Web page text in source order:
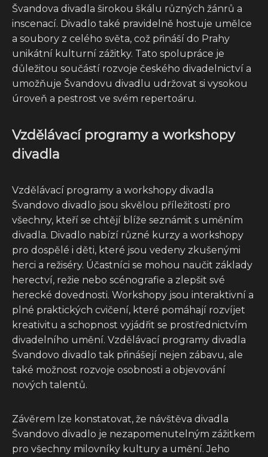
Švandova divadla širokou škálu různých žánrů a
inscenací. Divadlo také pravidelně hostuje umělce
a soubory z celého světa, což přináší do Prahy
unikátní kulturní zážitky. Tato spolupráce je
důležitou součástí rozvoje českého divadelnictví a
umožňuje Švandovu divadlu udržovat si vysokou
úroveň a pestrost ve svém repertoáru.
Vzdělávací programy a workshopy
divadla
Vzdělávací programy a workshopy divadla
Švandovo divadlo jsou skvělou příležitostí pro
všechny, kteří se chtějí blíže seznámit s uměním
divadla. Divadlo nabízí různé kurzy a workshopy
pro dospělé i děti, které jsou vedeny zkušenými
herci a režiséry. Účastníci se mohou naučit základy
herectví, režie nebo scénografie a zlepšit své
herecké dovednosti. Workshopy jsou interaktivní a
plné praktických cvičení, které pomáhají rozvíjet
kreativitu a schopnost vyjádřit se prostřednictvím
divadelního umění. Vzdělávací programy divadla
Švandovo divadlo tak přinášejí nejen zábavu, ale
také možnost rozvoje osobnosti a objevování
nových talentů.
Závěrem lze konstatovat, že návštěva divadla
Švandovo divadlo je nezapomenutelným zážitkem
pro všechny milovníky kultury a umění. Jeho